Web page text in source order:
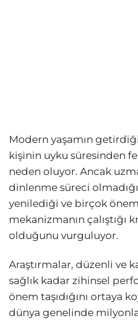
Modern yaşamın
kişinin uyku süresinden
neden oluyor. Ancak
dinlenme süreci
yenilediği ve birçok
mekanizmanın çalıştığı
olduğunu vurguluyor.
Araştırmalar, düzenli ve
sağlık kadar zihinsel
önem taşıdığını ortaya
dünya genelinde